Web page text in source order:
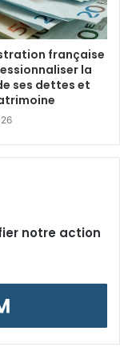
française
la
ses dettes et
notre action